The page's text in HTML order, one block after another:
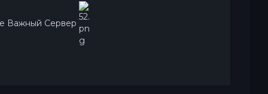
Важный Сервер